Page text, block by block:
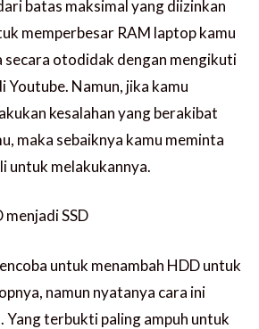
batas maksimal yang diizinkan
memperbesar RAM laptop kamu
secara otodidak dengan mengikuti
Namun, jika kamu
kesalahan yang berakibat
maka sebaiknya kamu meminta
untuk melakukannya.
SSD
untuk menambah HDD untuk
namun nyatanya cara ini
Yang terbukti paling ampuh untuk